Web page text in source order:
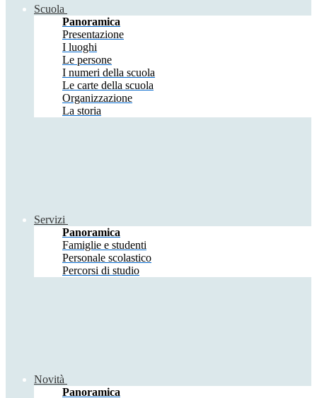
Scuola
Panoramica
Presentazione
I luoghi
Le persone
I numeri della scuola
Le carte della scuola
Organizzazione
La storia
Servizi
Panoramica
Famiglie e studenti
Personale scolastico
Percorsi di studio
Novità
Panoramica